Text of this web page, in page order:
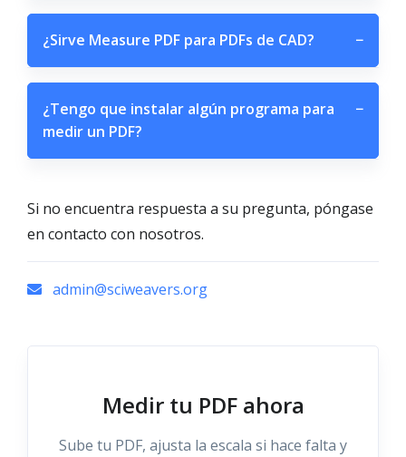
¿Sirve Measure PDF para PDFs de CAD? −
¿Tengo que instalar algún programa para
medir un PDF?
−
Si no encuentra respuesta a su pregunta, póngase
en contacto con nosotros.
admin@sciweavers.org
Medir tu PDF ahora
Sube tu PDF, ajusta la escala si hace falta y